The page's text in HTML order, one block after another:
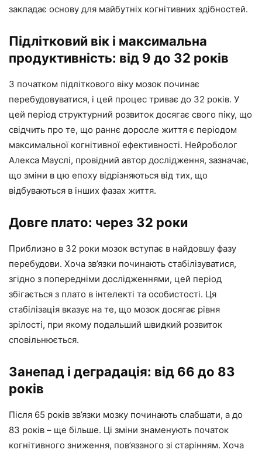
закладає основу для майбутніх когнітивних здібностей.
Підлітковий вік і максимальна
продуктивність: від 9 до 32 років
З початком підліткового віку мозок починає
перебудовуватися, і цей процес триває до 32 років. У
цей період структурний розвиток досягає свого піку, що
свідчить про те, що раннє доросле життя є періодом
максимальної когнітивної ефективності. Нейроболог
Алекса Мауслі, провідний автор дослідження, зазначає,
що зміни в цю епоху відрізняються від тих, що
відбуваються в інших фазах життя.
Довге плато: через 32 роки
Приблизно в 32 роки мозок вступає в найдовшу фазу
перебудови. Хоча зв’язки починають стабілізуватися,
згідно з попередніми дослідженнями, цей період
збігається з плато в інтелекті та особистості. Ця
стабілізація вказує на те, що мозок досягає рівня
зрілості, при якому подальший швидкий розвиток
сповільнюється.
Занепад і деградація: від 66 до 83
років
Після 65 років зв’язки мозку починають слабшати, а до
83 років – ще більше. Ці зміни знаменують початок
когнітивного зниження, пов’язаного зі старінням. Хоча